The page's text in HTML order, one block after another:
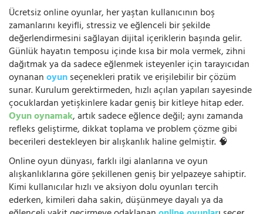
Ücretsiz online oyunlar, her yaştan kullanıcının boş
zamanlarını keyifli, stressiz ve eğlenceli bir şekilde
değerlendirmesini sağlayan dijital içeriklerin başında gelir.
Günlük hayatın temposu içinde kısa bir mola vermek, zihni
dağıtmak ya da sadece eğlenmek isteyenler için tarayıcıdan
oynananoyunseçenekleri pratik ve erişilebilir bir çözüm
sunar. Kurulum gerektirmeden, hızlı açılan yapıları sayesinde
çocuklardan yetişkinlere kadar geniş bir kitleye hitap eder.
Oyun oynamak, artık sadece eğlence değil; aynı zamanda
refleks geliştirme, dikkat toplama ve problem çözme gibi
becerileri destekleyen bir alışkanlık haline gelmiştir. 🧠
Online oyun dünyası, farklı ilgi alanlarına ve oyun
alışkanlıklarına göre şekillenen geniş bir yelpazeye sahiptir.
Kimi kullanıcılar hızlı ve aksiyon dolu oyunları tercih
ederken, kimileri daha sakin, düşünmeye dayalı ya da